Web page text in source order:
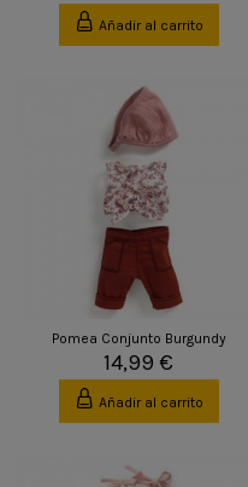
Añadir al carrito
Pomea Conjunto Burgundy
14,99 €
Añadir al carrito